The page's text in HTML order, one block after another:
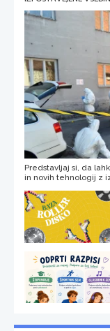
Predstavljaj si, da
in novih tehnologij z